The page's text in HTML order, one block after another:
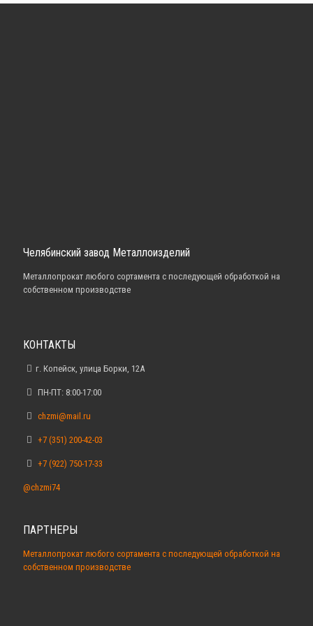
Челябинский завод Металлоизделий
Металлопрокат любого сортамента с последующей обработкой на
собственном производстве
КОНТАКТЫ
г. Копейск, улица Борки, 12А
ПН-ПТ: 8:00-17:00
chzmi@mail.ru
+7 (351) 200-42-03
+7 (922) 750-17-33
@chzmi74
ПАРТНЕРЫ
Металлопрокат любого сортамента с последующей обработкой на
собственном производстве